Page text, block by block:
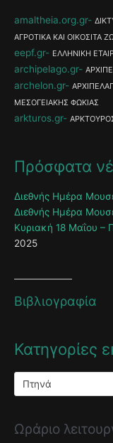
amaltheia.org.gr
ΑΓΡΟΤΙΚΑ ΚΑΙ ΟΙΚΟΣΙΤΑ
eepf.gr ΕΛΛΗΝΙΚΗ
archipelago.gr
archelon.gr
ΜΕΣΟΓΕΙΑΚΗΣ ΦΩΚΙΑΣ
arkturos.gr
Πρόσφατα
Διεθνής Ημέρα
Διεθνής Ημέρα
Κυριακή 18 Μαΐου
2025
Βιβλιογραφία
Κατηγορίες
Πτηνά
Ωράριο